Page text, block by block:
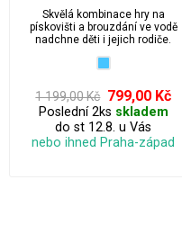
Skvělá kombinace hry na
pískovišti a brouzdání ve vodě
nadchne děti i jejich rodiče.
1 199,00 Kč 799,00 Kč
Poslední 2ks skladem
do st 12.8. u Vás
nebo ihned Praha-západ